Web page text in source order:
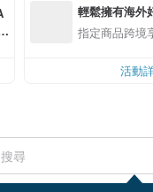
輕鬆擁有海外
指定商品跨境
活動